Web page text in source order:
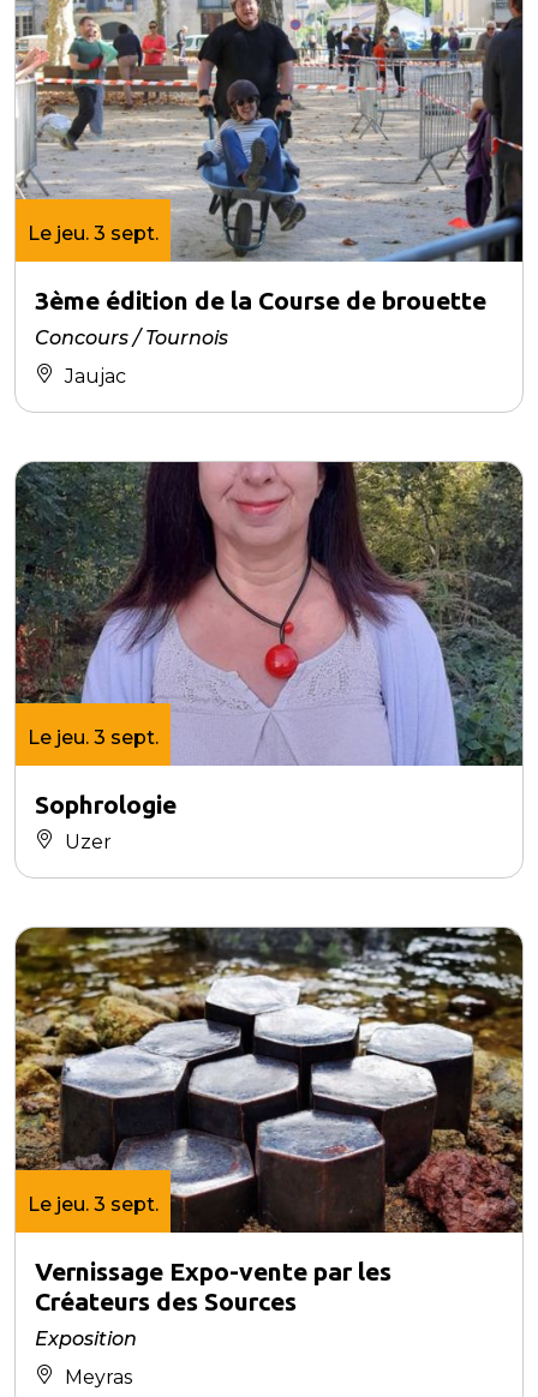
Le jeu. 3 sept.
3ème édition de la Course de brouette
Concours / Tournois
Jaujac
Le jeu. 3 sept.
Sophrologie
Uzer
Le jeu. 3 sept.
Vernissage Expo-vente par les
Créateurs des Sources
Exposition
Meyras